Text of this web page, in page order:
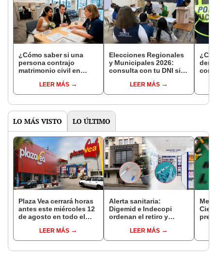
¿Cómo saber si una
persona contrajo
matrimonio civil en
LEER MÁS
Elecciones Regionales
y Municipales 2026:
consulta con tu DNI si
de mesa para este 4 de
octubre en el link oficial
LEER MÁS
con
LO MÁS VISTO LO ÚLTIMO
Plaza Vea cerrará horas
antes este miércoles 12
de agosto en todo el
hasta las 7 p.m.
LEER MÁS
Alerta sanitaria:
Digemid e Indecopi
ordenan el retiro y
productos médicos
contra el cáncer por
LEER MÁS
de